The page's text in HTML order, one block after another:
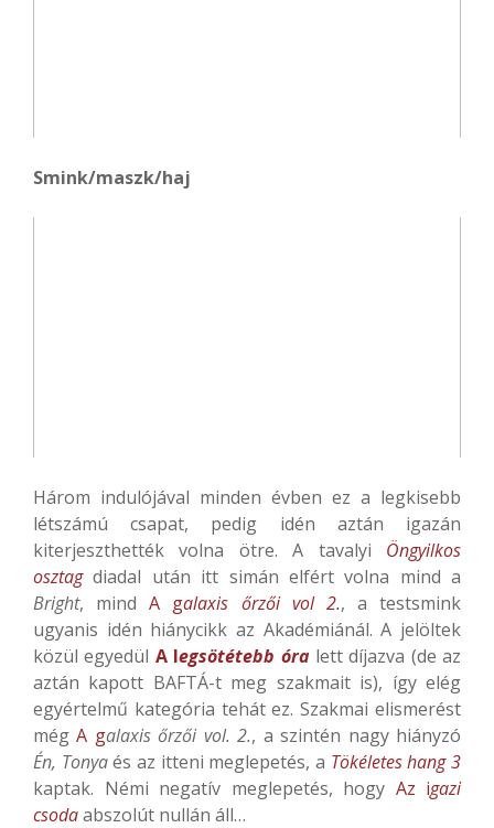
Smink/maszk/haj
Három indulójával minden évben ez a legkisebb
létszámú csapat, pedig idén aztán igazán
kiterjeszthették volna ötre. A tavalyi Öngyilkos
osztagdiadal után itt simán elfért volna mind a
Bright, mindA galaxis őrzői vol 2., a testsmink
ugyanis idén hiánycikk az Akadémiánál. A jelöltek
közül egyedül A legsötétebb óralett díjazva (de az
aztán kapott BAFTÁ-t meg szakmait is), így elég
egyértelmű kategória tehát ez. Szakmai elismerést
mégA galaxis őrzői vol. 2., a szintén nagy hiányzó
Én, Tonyaés az itteni meglepetés, a Tökéletes hang 3
kaptak. Némi negatív meglepetés, hogy Az igazi
csodaabszolút nullán áll…